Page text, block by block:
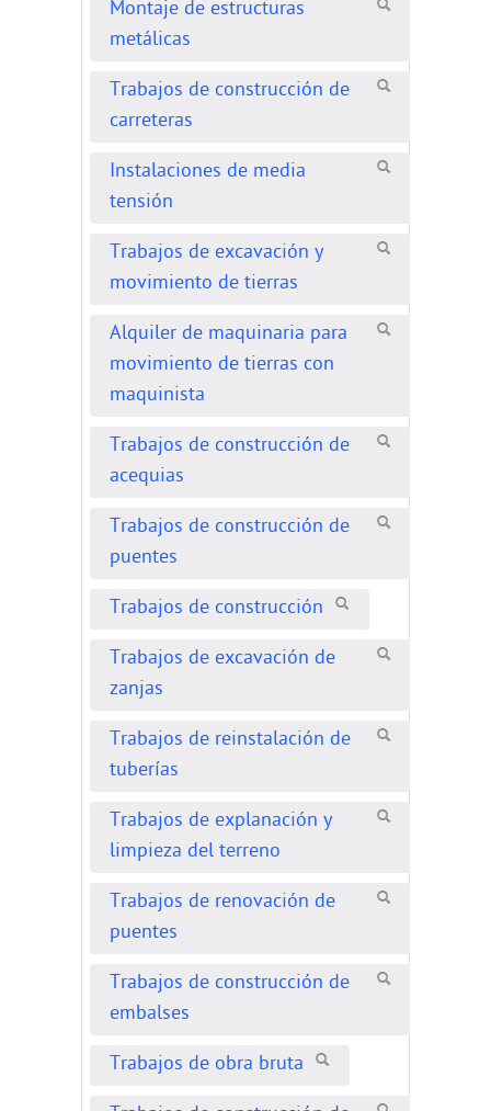
Montaje de estructuras
metálicas
Trabajos de construcción de
carreteras
Instalaciones de media
tensión
Trabajos de excavación y
movimiento de tierras
Alquiler de maquinaria para
movimiento de tierras con
maquinista
Trabajos de construcción de
acequias
Trabajos de construcción de
puentes
Trabajos de construcción
Trabajos de excavación de
zanjas
Trabajos de reinstalación de
tuberías
Trabajos de explanación y
limpieza del terreno
Trabajos de renovación de
puentes
Trabajos de construcción de
embalses
Trabajos de obra bruta